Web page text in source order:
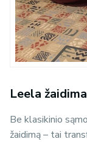
Leela
Be klasikinio
žaidimą – tai